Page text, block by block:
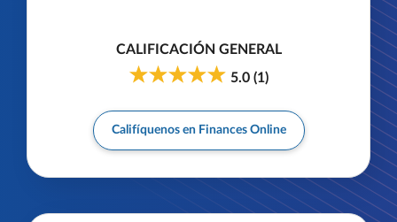
CALIFICACIÓN GENERAL
5.0(1)
Califíquenos en Finances Online